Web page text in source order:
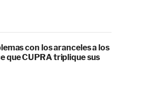
con los aranceles a los
que CUPRA triplique sus